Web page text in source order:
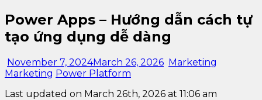
Power Apps – Hướng dẫn cách tự
tạo ứng dụng dễ dàng
November 7, 2024March 26, 2026 Marketing
Marketing Power Platform
Last updated on March 26th, 2026 at 11:06 am